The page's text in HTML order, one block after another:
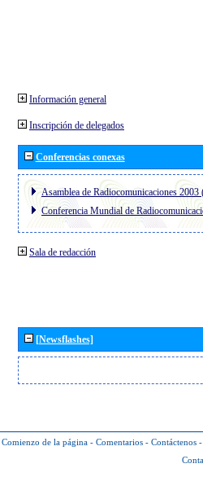
Información general
Inscripción de delegados
Conferencias conexas
Asamblea de Radiocomunicaciones
Conferencia Mundial de
Sala de redacción
[Newsflashes]
Comienzo de la página - Comentarios - Contáctenos -